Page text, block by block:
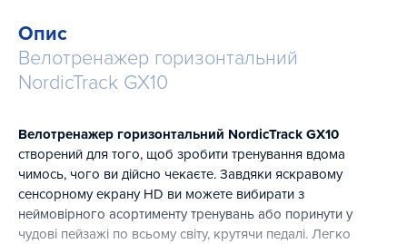
Опис
Велотренажер горизонтальний
NordicTrack GX10
Велотренажер горизонтальний NordicTrack GX10
створений для того, щоб зробити тренування вдома
чимось, чого ви дійсно чекаєте. Завдяки яскравому
сенсорному екрану HD ви можете вибирати з
неймовірного асортименту тренувань або поринути у
чудові пейзажі по всьому світу, крутячи педалі. Легко